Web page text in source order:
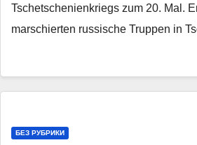
Tschetschenienkriegs zum 20. Mal.
marschierten russische Truppen in
БЕЗ РУБРИКИ